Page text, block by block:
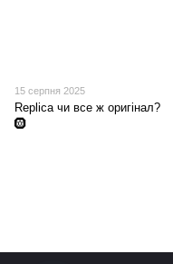
15 серпня 2025
Replica чи все ж оригінал?
🛞